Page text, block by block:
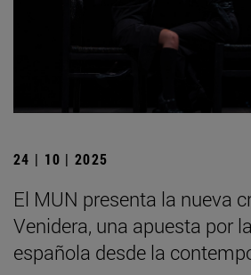
24 | 10 | 2025
El MUN presenta la nueva
Venidera, una apuesta por
española desde la